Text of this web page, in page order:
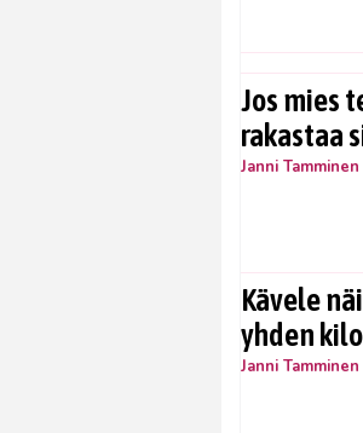
Jos mies
rakastaa
Janni Tamminen
Kävele
yhden
Janni Tamminen